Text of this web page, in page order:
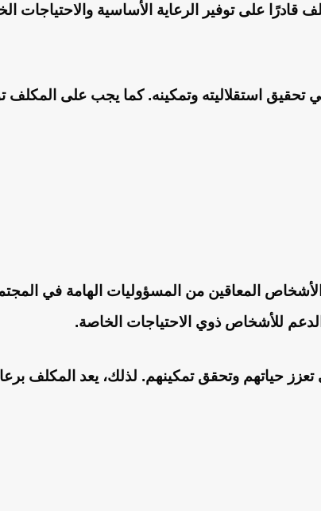
على توفير الرعاية الأساسية والاحتياجات
استقلاليته وتمكينه. كما يجب على المكلف
المعاقين من المسؤوليات الهامة في
للأشخاص ذوي الاحتياجات الخاصة.
حياتهم وتحقق تمكينهم. لذلك، يعد المكلف